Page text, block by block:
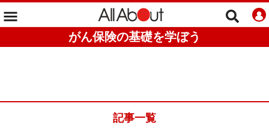
がん保険の基礎を学ぼう
記事一覧